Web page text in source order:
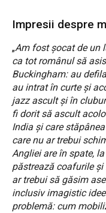
Impresii despre
„Am fost șocat de un
ca tot românul să
Buckingham: au
au intrat în curte și
jazz ascult și în
fi dorit să ascult
India și care
care nu ar trebui
Angliei are în spate,
păstrează coafurile
ar trebui să găsim
inclusiv imagistic
problemă: cum